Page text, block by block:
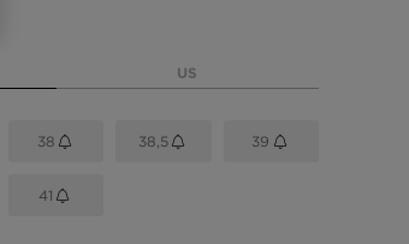
US
38 38,5 39
41